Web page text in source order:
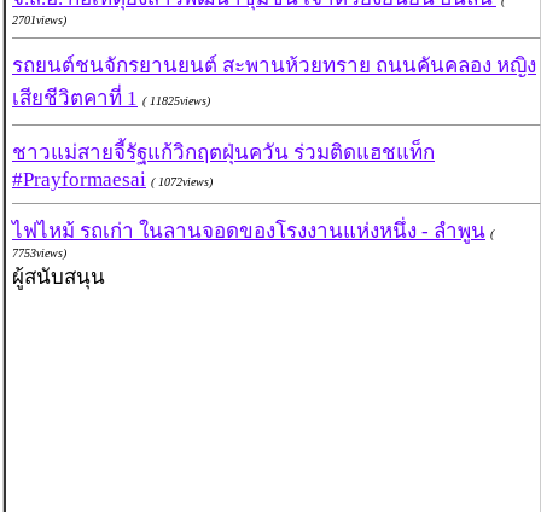
2701views)
รถยนต์ชนจักรยานยนต์ สะพานห้วยทราย ถนนคันคลอง หญิง
เสียชีวิตคาที่ 1 ( 11825views)
ชาวแม่สายจี้รัฐแก้วิกฤตฝุ่นควัน ร่วมติดแฮชแท็ก‪
#‎Prayformaesai‬ ( 1072views)
ไฟไหม้ รถเก่า ในลานจอดของโรงงานแห่งหนึ่ง - ลำพูน (
7753views)
ผู้สนับสนุน